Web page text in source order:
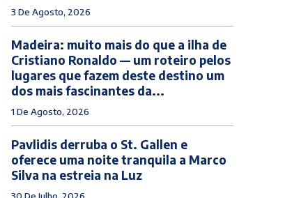
3 De Agosto, 2026
Madeira: muito mais do que a ilha de
Cristiano Ronaldo — um roteiro pelos
lugares que fazem deste destino um
dos mais fascinantes da...
1 De Agosto, 2026
Pavlidis derruba o St. Gallen e
oferece uma noite tranquila a Marco
Silva na estreia na Luz